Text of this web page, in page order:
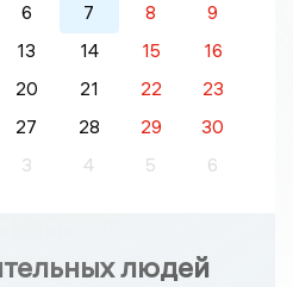
6 7 8
9
13 14 15
16
20 21 22
23
27 28 29
30
3 4 5 6
людей